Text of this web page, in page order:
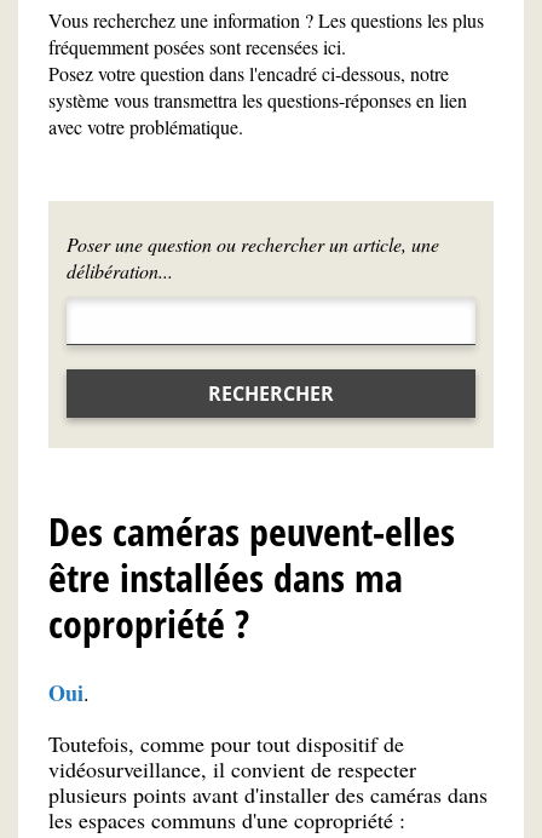
Vous recherchez une information ? Les questions les plus
fréquemment posées sont recensées ici.
Posez votre question dans l'encadré ci-dessous, notre
système vous transmettra les questions-réponses en lien
avec votre problématique.
Poser une question ou rechercher un article, une
délibération...
RECHERCHER
Des caméras peuvent-elles
être installées dans ma
copropriété ?
Oui.
Toutefois, comme pour tout dispositif de
vidéosurveillance, il convient de respecter
plusieurs points avant d'installer des caméras dans
les espaces communs d'une copropriété :